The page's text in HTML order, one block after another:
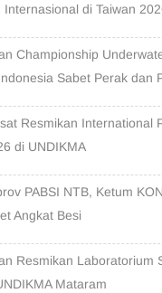
di Taiwan
Championship
Sabet Perak dan
Resmikan International
di UNDIKMA
PABSI NTB, Ketum
Angkat Besi
Resmikan Laboratorium
Mataram